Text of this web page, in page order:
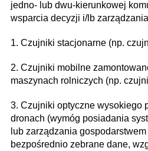
jedno- lub dwu-kierunkowej
wsparcia decyzji i/lb
1. Czujniki stacjonarne (np.
2. Czujniki mobilne
maszynach rolniczych (np.
3. Czujniki optyczne wysokiego
dronach (wymóg posiadania
lub zarządzania
bezpośrednio zebrane dane,